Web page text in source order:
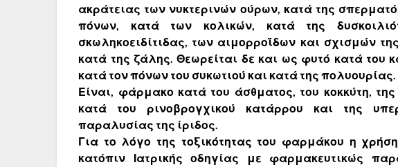
ακράτειας των νυκτερινών ούρων, κατά της
πόνων, κατά των κολικών, κατά της
σκωληκοειδίτιδας, των αιμορροΐδων και σχισμών
κατά της ζάλης. Θεωρείται δε και ως φυτό κατά του
κατά τον πόνων του συκωτιού και κατά της πολυουρίας.
Είναι, φάρμακο κατά του άσθματος, του κοκκύτη, της
κατά του ρινοβρογχικού κατάρρου και της
παραλυσίας της ίριδος.
Για το λόγο της τοξικότητας του φαρμάκου η
κατόπιν Ιατρικής οδηγίας με φαρμακευτικώς